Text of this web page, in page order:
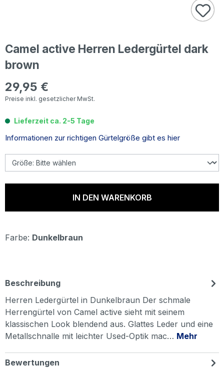
Camel active Herren Ledergürtel dark
brown
Regulärer Preis:
29,95 €
Preise inkl. gesetzlicher MwSt.
Lieferzeit ca. 2-5 Tage
Informationen zur richtigen Gürtelgröße gibt es hier
IN DEN WARENKORB
Farbe: Dunkelbraun
Beschreibung
Herren Ledergürtel in Dunkelbraun Der schmale
Herrengürtel von Camel active sieht mit seinem
klassischen Look blendend aus. Glattes Leder und eine
Metallschnalle mit leichter Used-Optik mac… Mehr
Bewertungen